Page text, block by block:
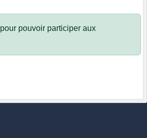
pour pouvoir participer aux